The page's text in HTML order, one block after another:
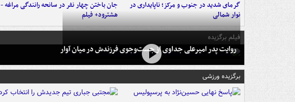
گرمای شدید در جنوب و مرکز؛ ناپایداری در
نوار شمالی
جان باختن چهار نفر در سانحه رانندگی مراغه -
هشترود+ فیلم
فیلم برگزیده
روایت پدر امیرعلی جداوی از جست‌وجوی فرزندش در میان آوار
برگزیده ورزشی